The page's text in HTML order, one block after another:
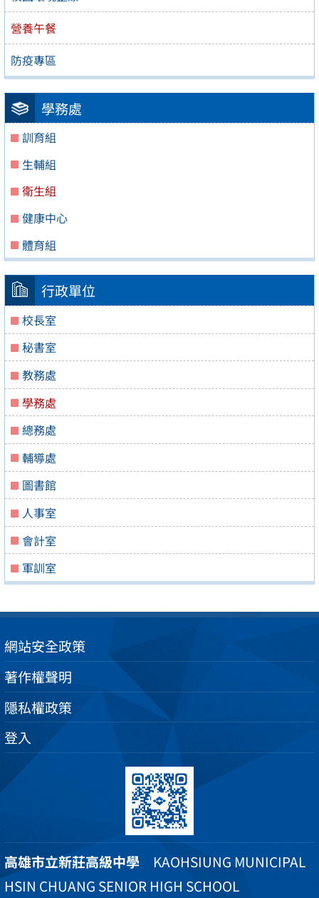
營養午餐
防疫專區
學務處
訓育組
生輔組
衛生組
健康中心
體育組
行政單位
校長室
秘書室
教務處
學務處
總務處
輔導處
圖書館
人事室
會計室
軍訓室
網站安全政策
著作權聲明
隱私權政策
登入
高雄市立新莊高級中學 KAOHSIUNG MUNICIPAL
HSIN CHUANG SENIOR HIGH SCHOOL